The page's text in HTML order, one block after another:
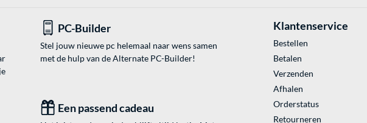
PC-Builder
Stel jouw nieuwe pc helemaal naar wens samen
met de hulp van de Alternate PC-Builder!
Een passend cadeau
Klantenservice
Bestellen
Betalen
Verzenden
Afhalen
Orderstatus
Retourneren